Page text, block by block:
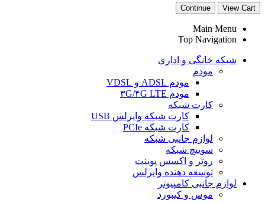
View Cart
Continue
Main Menu
Top Navigation
شبکه خانگی و اداری
مودم
مودم ADSL و VDSL
مودم ۳G/۴G LTE
کارت شبکه
کارت شبکه وایرلس USB
کارت شبکه PCIe
لوازم جانبی شبکه
سوییچ شبکه
روتر و اکسس پوینت
توسعه دهنده وایرلس
لوازم جانبی کامپیوتر
موس و کیبورد